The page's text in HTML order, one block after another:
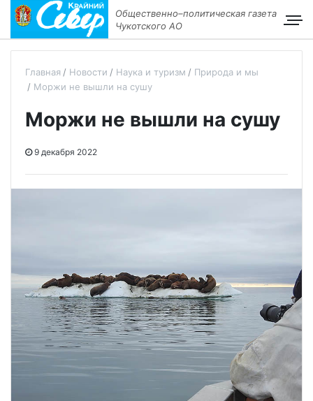
Общественно–политическая газета
Чукотского АО
Главная Новости Наука и туризм
Природа и мы
Моржи не вышли на сушу
Моржи не вышли на сушу
9 декабря 2022